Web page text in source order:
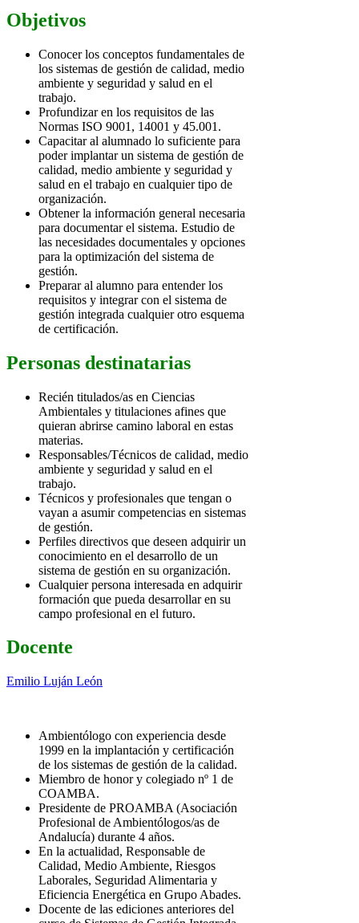
Objetivos
Conocer los conceptos fundamentales de
los sistemas de gestión de calidad, medio
ambiente y seguridad y salud en el
trabajo.
Profundizar en los requisitos de las
Normas ISO 9001, 14001 y 45.001.
Capacitar al alumnado lo suficiente para
poder implantar un sistema de gestión de
calidad, medio ambiente y seguridad y
salud en el trabajo en cualquier tipo de
organización.
Obtener la información general necesaria
para documentar el sistema. Estudio de
las necesidades documentales y opciones
para la optimización del sistema de
gestión.
Preparar al alumno para entender los
requisitos y integrar con el sistema de
gestión integrada cualquier otro esquema
de certificación.
Personas destinatarias
Recién titulados/as en Ciencias
Ambientales y titulaciones afines que
quieran abrirse camino laboral en estas
materias.
Responsables/Técnicos de calidad, medio
ambiente y seguridad y salud en el
trabajo.
Técnicos y profesionales que tengan o
vayan a asumir competencias en sistemas
de gestión.
Perfiles directivos que deseen adquirir un
conocimiento en el desarrollo de un
sistema de gestión en su organización.
Cualquier persona interesada en adquirir
formación que pueda desarrollar en su
campo profesional en el futuro.
Docente
Emilio Luján León
Ambientólogo con experiencia desde
1999 en la implantación y certificación
de los sistemas de gestión de la calidad.
Miembro de honor y colegiado nº 1 de
COAMBA.
Presidente de PROAMBA (Asociación
Profesional de Ambientólogos/as de
Andalucía) durante 4 años.
En la actualidad, Responsable de
Calidad, Medio Ambiente, Riesgos
Laborales, Seguridad Alimentaria y
Eficiencia Energética en Grupo Abades.
Docente de las ediciones anteriores del